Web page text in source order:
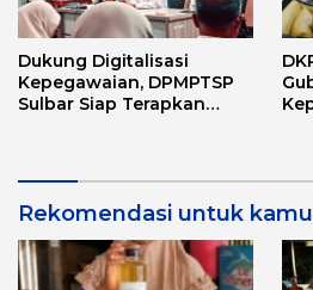
Dukung Digitalisasi
Kepegawaian, DPMPTSP
Sulbar Siap Terapkan
Rekomendasi untuk kamu